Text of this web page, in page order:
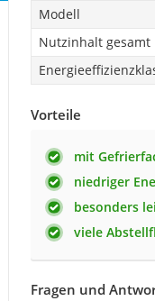
Modell
Nutzinhalt gesamt
Vorteile
mit
niedriger
besonders
viele
Fragen und